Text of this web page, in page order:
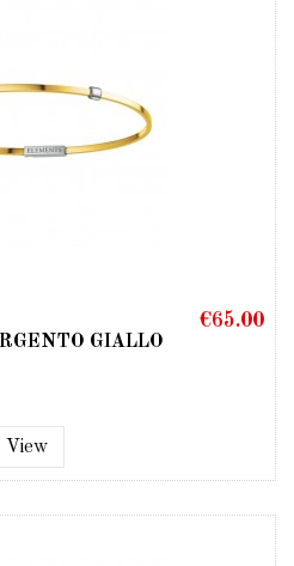
GIALLO
€65.00
View